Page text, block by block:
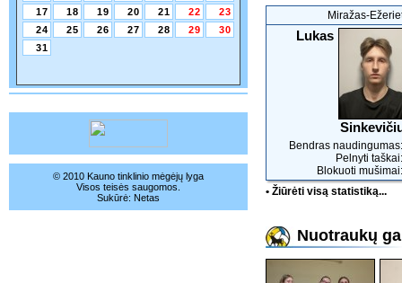
17
18 19 20 21 22
23
24
25 26 27 28 29
30
31
© 2010 Kauno tinklinio mėgėjų lyga
Visos teisės saugomos.
Sukūrė: Netas
Miražas-
Lukas
Bendras
Pelnyti
Blokuoti
• Žiūrėti visą statistiką...
Nuotraukų